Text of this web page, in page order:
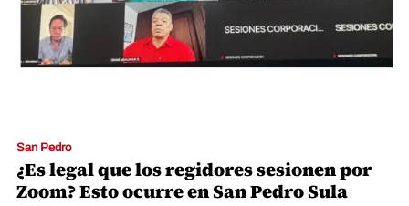
San Pedro
¿Es legal que los regidores sesionen por
Zoom? Esto ocurre en San Pedro Sula